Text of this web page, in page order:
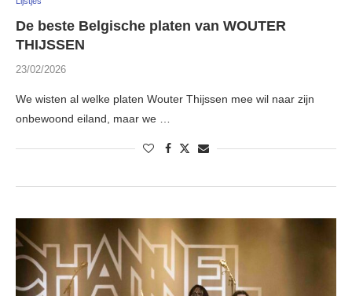
De beste Belgische platen van WOUTER
THIJSSEN
23/02/2026
We wisten al welke platen Wouter Thijssen mee wil naar zijn
onbewoond eiland, maar we …